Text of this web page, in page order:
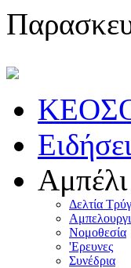
Αμπέλι
Δελτία
Nομοθεσία
'Eρευνες
Συνέδρια